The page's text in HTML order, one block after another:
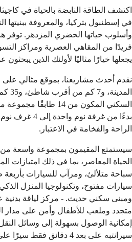
اكتشف الطاقة النابضة بالحياة في
في إسطنبول بتركيا، والمعروفة ببنيتها
وأسلوب حياتها الحضري المزدهر. توفر
فريدًا من المقاهي العصرية ومراكز
يجعلها خيارًا مثاليًا لأولئك الذين
السكني المكون من 14
بدءًا من غرفة
الراحة والفخامة في الاعتبار.
سيستمتع المقيمون بمجموعة واسعة من
الحياة المعاصر، بما في ذلك امتيازات
سباحة متلألئ، ومرآب للسيارات
سيارات مفتوح، وتكنولوجيا المنزل
ومبنى سكني حديث. - مركز لياقة
متجدد وملعب للأطفال وأمن على مدار
إمكانية الوصول بسهولة إلى وسائل
سيرانتبه على بعد 4 دقائق